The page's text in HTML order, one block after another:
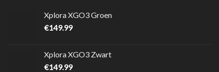
Xplora XGO3 Groen
€149.99
Xplora XGO3 Zwart
€149.99